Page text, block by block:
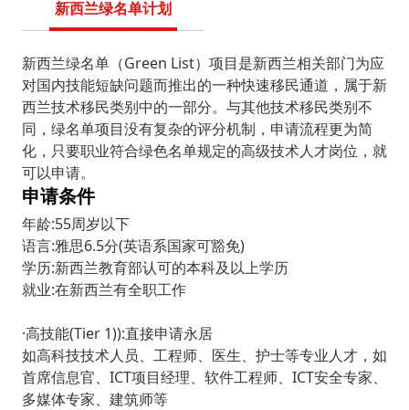
新西兰绿名单计划
新西兰绿名单（Green List）项目是新西兰相关部门为应
对国内技能短缺问题而推出的一种快速移民通道，属于新
西兰技术移民类别中的一部分。与其他技术移民类别不
同，绿名单项目没有复杂的评分机制，申请流程更为简
化，只要职业符合绿色名单规定的高级技术人才岗位，就
可以申请。
申请条件
年龄:55周岁以下
语言:雅思6.5分(英语系国家可豁免)
学历:新西兰教育部认可的本科及以上学历
就业:在新西兰有全职工作
·高技能(Tier 1)):直接申请永居
如高科技技术人员、工程师、医生、护士等专业人才，如
首席信息官、ICT项目经理、软件工程师、ICT安全专家、
多媒体专家、建筑师等